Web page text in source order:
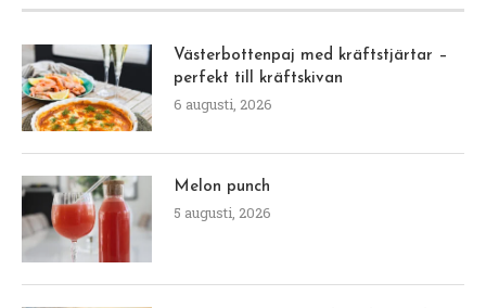
Västerbottenpaj med kräftstjärtar –
perfekt till kräftskivan
6 augusti, 2026
Melon punch
5 augusti, 2026